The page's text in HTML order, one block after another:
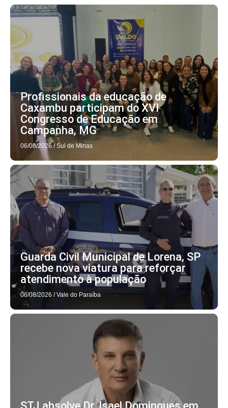
Profissionais da educação de
Caxambu participam do XVI
Congresso de Educação em
Campanha, MG
06/08/2026 / Sul de Minas
Guarda Civil Municipal de Lorena, SP
recebe nova viatura para reforçar
atendimento à população
06/08/2026 / Vale do Paraíba